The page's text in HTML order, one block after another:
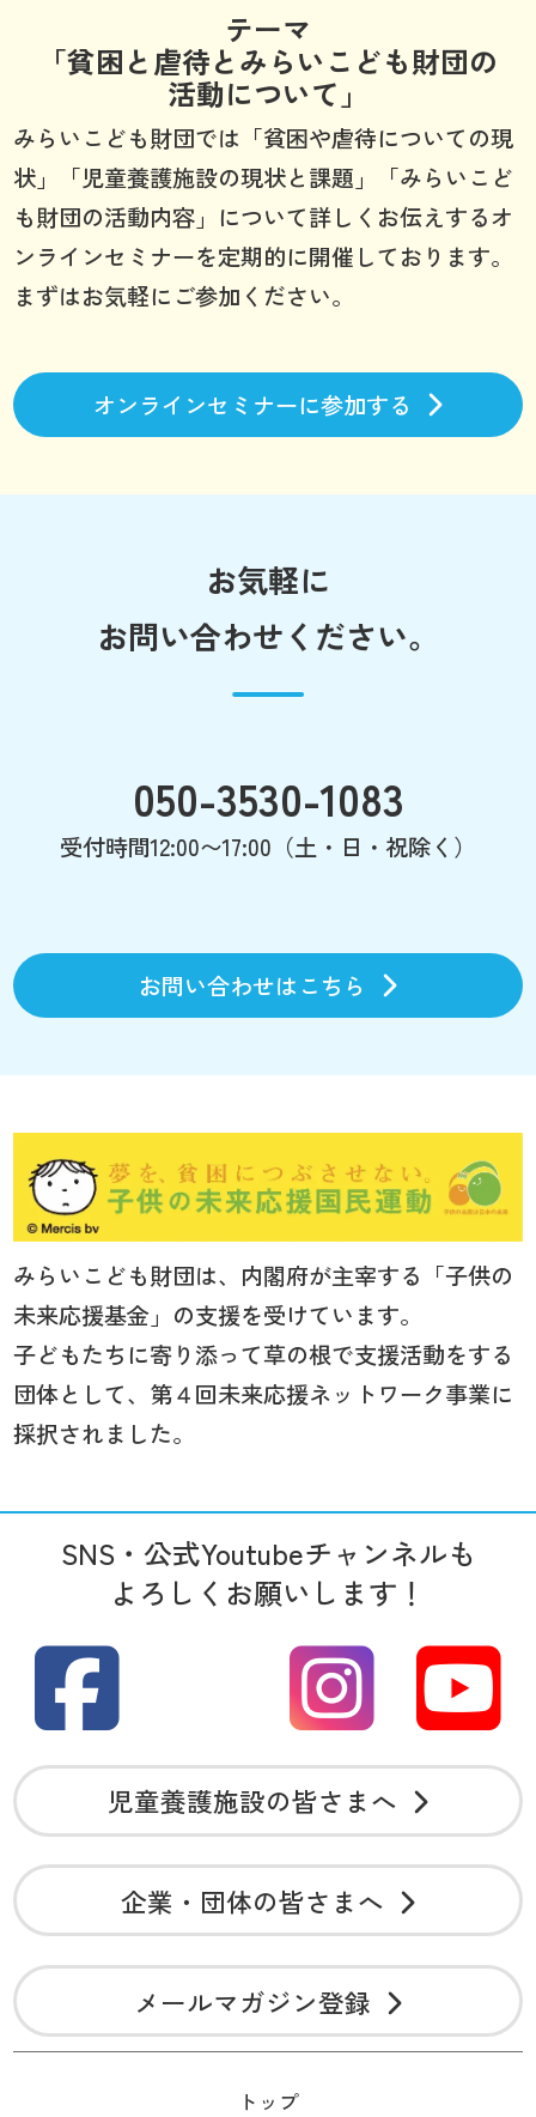
テーマ
「貧困と虐待とみらいこども財団の
活動について」
みらいこども財団では「貧困や虐待についての現
状」「児童養護施設の現状と課題」「みらいこど
も財団の活動内容」について詳しくお伝えするオ
ンラインセミナーを定期的に開催しております。
まずはお気軽にご参加ください。
オンラインセミナーに参加する
お気軽に
お問い合わせください。
050-3530-1083
受付時間12:00〜17:00（土・日・祝除く）
お問い合わせはこちら
みらいこども財団は、内閣府が主宰する「子供の
未来応援基金」の支援を受けています。
子どもたちに寄り添って草の根で支援活動をする
団体として、第４回未来応援ネットワーク事業に
採択されました。
SNS・公式Youtubeチャンネルも
よろしくお願いします！
児童養護施設の皆さまへ
企業・団体の皆さまへ
メールマガジン登録
トップ